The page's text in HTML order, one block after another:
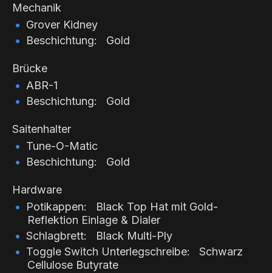
Mechanik
Grover Kidney
Beschichtung: Gold
Brücke
ABR-1
Beschichtung: Gold
Saitenhalter
Tune-O-Matic
Beschichtung: Gold
Hardware
Potikappen: Black Top Hat mit Gold-
Reflektion Einlage & Dialer
Schlagbrett: Black Multi-Ply
Toggle Switch Unterlegschreibe: Schwarz
Cellulose Butyrate